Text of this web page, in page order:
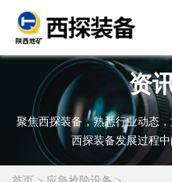
资
聚焦西探装备，熟悉行业动态
西探装备发展过程